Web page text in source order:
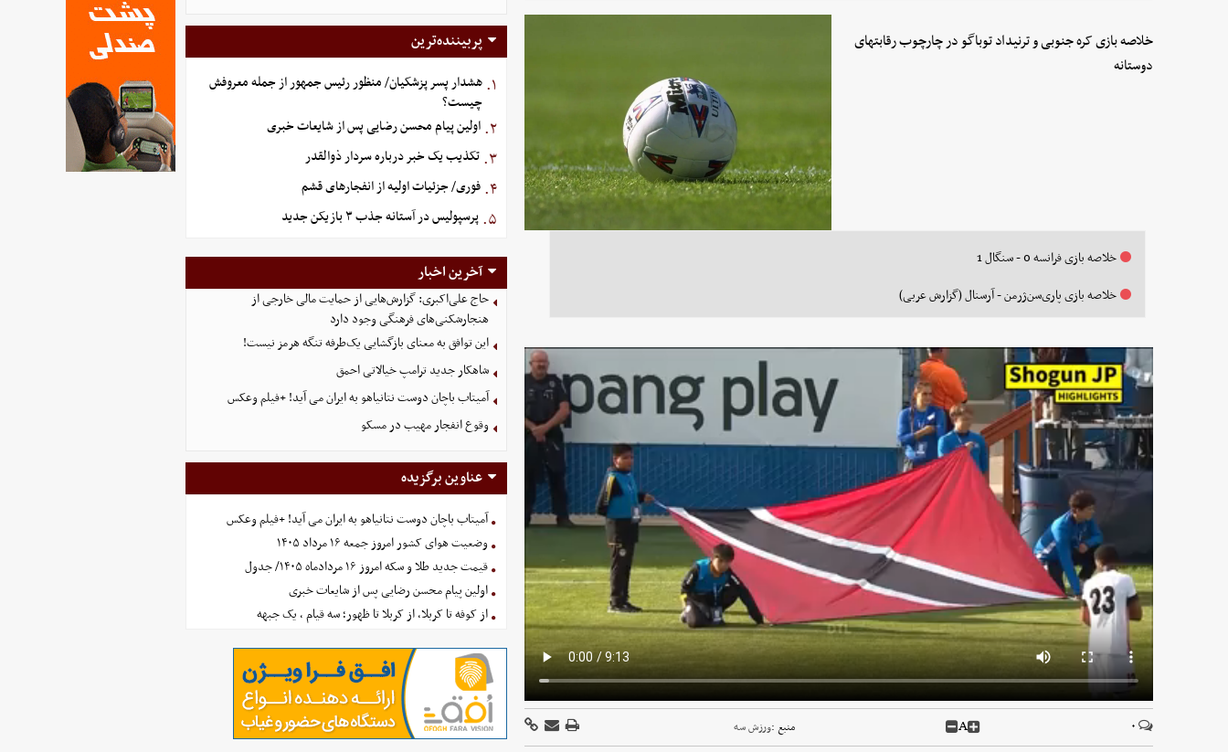
خلاصه بازی کره جنوبی و ترنیداد توباگو در چارچوب رقابتهای
دوستانه
خلاصه بازی فرانسه 0 - سنگال 1
خلاصه بازی پاری‌سن‌ژرمن - آرسنال (گزارش عربی)
۰ A منبع :ورزش سه
پربیننده‌ترین
۱. هشدار پسر پزشکیان/ منظور رئیس جمهور از جمله معروفش
چیست؟
۲. اولین پیام محسن رضایی پس از شایعات خبری
۳. تکذیب یک خبر درباره سردار ذوالقدر
۴. فوری/ جزئیات اولیه از انفجارهای قشم
۵. پرسپولیس در آستانه جذب ۳ بازیکن جدید
آخرین اخبار
حاج علی‌اکبری: گزارش‌هایی از حمایت مالی خارجی از
هنجارشکنی‌های فرهنگی وجود دارد
این توافق به معنای بازگشایی یک‌طرفه تنگه هرمز نیست!
شاهکار جدید ترامپ خیالاتی احمق
آمیتاب باچان دوست نتانیاهو به ایران می آید! +فیلم وعکس
وقوع انفجار مهیب در مسکو
عناوین برگزیده
آمیتاب باچان دوست نتانیاهو به ایران می آید! +فیلم وعکس
وضعیت هوای کشور امروز جمعه ۱۶ مرداد ۱۴۰۵
قیمت جدید طلا و سکه امروز ۱۶ مردادماه ۱۴۰۵/ جدول
اولین پیام محسن رضایی پس از شایعات خبری
از کوفه تا کربلا، از کربلا تا ظهور؛ سه قیام ، یک جبهه